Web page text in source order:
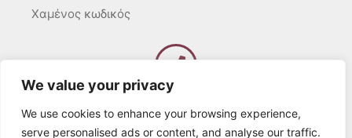
We value your privacy
We use cookies to enhance your browsing experience,
serve personalised ads or content, and analyse our traffic.
Χαμένος κωδικός
Καλέστε μας
Δευτ – Τετ. – Σαβ. : 10:00 – 15:00
Τρίτ. – Πέμπτ. – Παρ. : 10:00 – 21:00